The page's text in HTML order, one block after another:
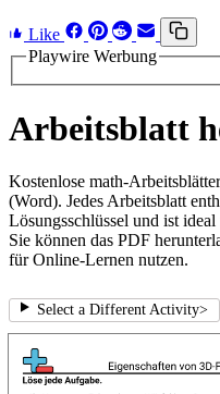
Like
Playwire Werbung
Arbeitsblatt
Kostenlose math-
(Word). Jedes Arbeitsblatt
Lösungsschlüssel und ist
Sie können das PDF
für Online-Lernen nutzen.
Select a Different Activity>